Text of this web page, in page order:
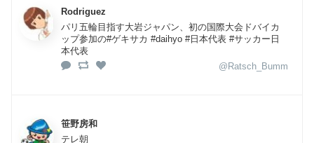
Rodriguez
パリ五輪目指す大岩ジャパン、初の国際大会ドバイカ
ップ参加の#ゲキサカ #daihyo #日本代表 #サッカー日
本代表
@Ratsch_Bumm
笹野房和
テレ朝